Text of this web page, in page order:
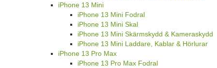
iPhone 13 Mini
iPhone 13 Mini Fodral
iPhone 13 Mini Skal
iPhone 13 Mini Skärmskydd & Kameraskydd
iPhone 13 Mini Laddare, Kablar & Hörlurar
iPhone 13 Pro Max
iPhone 13 Pro Max Fodral